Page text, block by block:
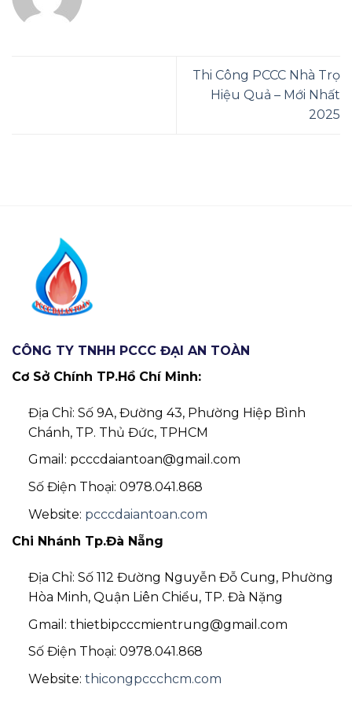
Thi Công PCCC Nhà Trọ
Hiệu Quả – Mới Nhất
2025
CÔNG TY TNHH PCCC ĐẠI AN TOÀN
Cơ Sở Chính TP.Hồ Chí Minh:
Địa Chỉ: Số 9A, Đường 43, Phường Hiệp Bình
Chánh, TP. Thủ Đức, TPHCM
Gmail: pcccdaiantoan@gmail.com
Số Điện Thoại: 0978.041.868
Website: pcccdaiantoan.com
Chi Nhánh Tp.Đà Nẵng
Địa Chỉ: Số 112 Đường Nguyễn Đỗ Cung, Phường
Hòa Minh, Quận Liên Chiểu, TP. Đà Nặng
Gmail: thietbipcccmientrung@gmail.com
Số Điện Thoại: 0978.041.868
Website: thicongpccchcm.com